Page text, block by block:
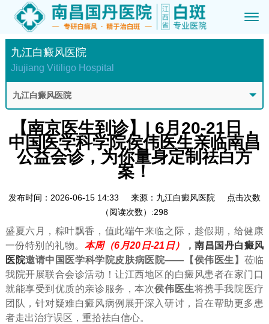
九江白癜风医院
Jiujiang Vitiligo Hospital
九江白癜风医院
【南京医生到诊】| 6月20-21日，
中国医学科学院侯伟医生亲临南昌
公益会诊，为你量身定制祛白方
案！
发布时间：2026-06-15 14:33 来源：九江白癜风医院
点击次数
（阅读次数）:298
盛夏六月，粽叶飘香，值此端午来临之际，趁假期，给健康
一份特别的礼物。 本周（6月20日-21日） ，南昌国丹白癜风
医院邀请中国医学科学院皮肤病医院—— 【侯伟医生 】 莅临
我院开展联合会诊活动！让江西地区的白癜风患者在家门口
就能享受到优质的亲诊服务，本次侯伟医生将携手我院医疗
团队，针对疑难白癜风病例展开深入研讨，旨在帮助更多患
者走出治疗误区，重拾祛白信心。